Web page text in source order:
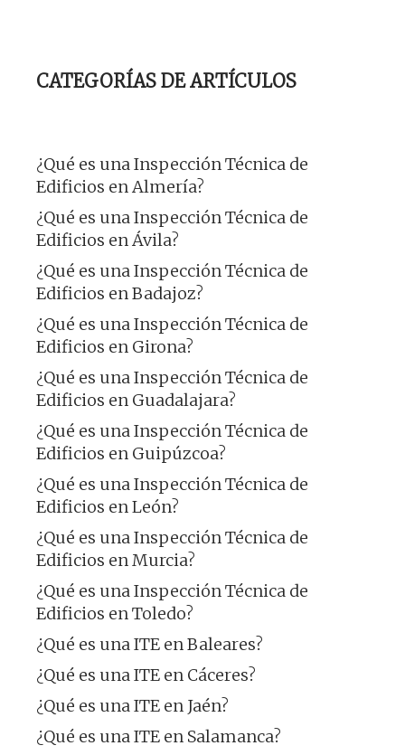
CATEGORÍAS DE ARTÍCULOS
¿Qué es una Inspección Técnica de
Edificios en Almería?
¿Qué es una Inspección Técnica de
Edificios en Ávila?
¿Qué es una Inspección Técnica de
Edificios en Badajoz?
¿Qué es una Inspección Técnica de
Edificios en Girona?
¿Qué es una Inspección Técnica de
Edificios en Guadalajara?
¿Qué es una Inspección Técnica de
Edificios en Guipúzcoa?
¿Qué es una Inspección Técnica de
Edificios en León?
¿Qué es una Inspección Técnica de
Edificios en Murcia?
¿Qué es una Inspección Técnica de
Edificios en Toledo?
¿Qué es una ITE en Baleares?
¿Qué es una ITE en Cáceres?
¿Qué es una ITE en Jaén?
¿Qué es una ITE en Salamanca?